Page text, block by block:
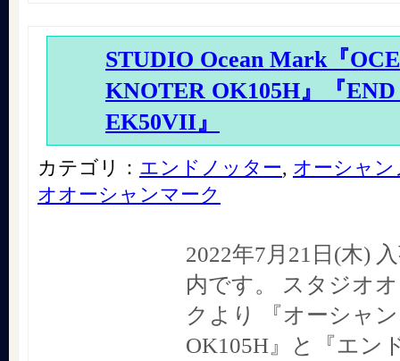
STUDIO Ocean Mark『
KNOTER OK105H』『
EK50VII』
カテゴリ： エンドノッター, オーシャ
オオーシャンマーク
2022年7月21日(木)
内です。 スタジオ
クより 『オーシャ
OK105H』と『エン